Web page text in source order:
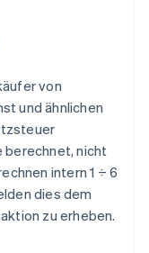
von
und ähnlichen
berechnet, nicht
intern 1 ÷ 6
dies dem
zu erheben.